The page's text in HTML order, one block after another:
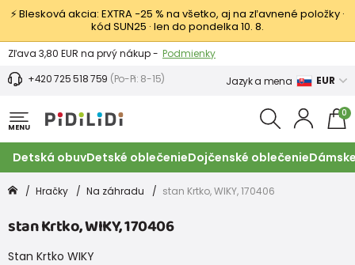
⚡ Blesková akcia: EXTRA −25 % na všetko, aj na zľavnené položky ·
kód SUN25 · len do pondelka 10. 8.
Výmena a vrátenie tovaru - Zobraziť
Zľava 3,80 EUR na prvý nákup - Podmienky
+420 725 518 759 (Po-Pi: 8-15) Jazyk a mena EUR
MENU
0
Detská obuvDetské oblečenieDojčenské oblečenie
Hračky Na záhradu stan Krtko, WIKY, 170406
stan Krtko, WIKY, 170406
Stan Krtko WIKY